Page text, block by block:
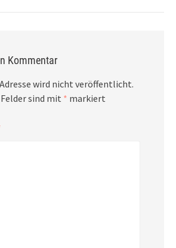
Kommentar
wird nicht veröffentlicht.
sind mit * markiert